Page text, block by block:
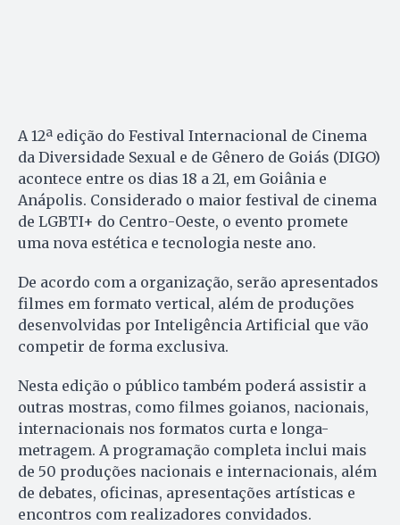
A 12ª edição do Festival Internacional de Cinema
da Diversidade Sexual e de Gênero de Goiás (DIGO)
acontece entre os dias 18 a 21, em Goiânia e
Anápolis. Considerado o maior festival de cinema
de LGBTI+ do Centro-Oeste, o evento promete
uma nova estética e tecnologia neste ano.
De acordo com a organização, serão apresentados
filmes em formato vertical, além de produções
desenvolvidas por Inteligência Artificial que vão
competir de forma exclusiva.
Nesta edição o público também poderá assistir a
outras mostras, como filmes goianos, nacionais,
internacionais nos formatos curta e longa-
metragem. A programação completa inclui mais
de 50 produções nacionais e internacionais, além
de debates, oficinas, apresentações artísticas e
encontros com realizadores convidados.